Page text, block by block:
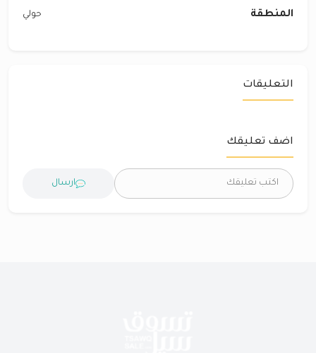
المنطقة حولي
التعليقات
اضف تعليقك
ارسال